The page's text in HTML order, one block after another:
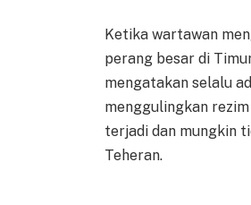
Ketika wartawan
perang besar di
mengatakan selalu
menggulingkan
terjadi dan mungkin
Teheran.